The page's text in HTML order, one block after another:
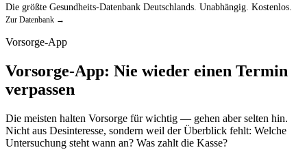
Die größte Gesundheits-Datenbank Deutschlands. Unabhängig. Kostenlos.
Zur Datenbank →
Vorsorge-App
Vorsorge-App: Nie wieder einen Termin
verpassen
Die meisten halten Vorsorge für wichtig — gehen aber selten hin.
Nicht aus Desinteresse, sondern weil der Überblick fehlt: Welche
Untersuchung steht wann an? Was zahlt die Kasse?